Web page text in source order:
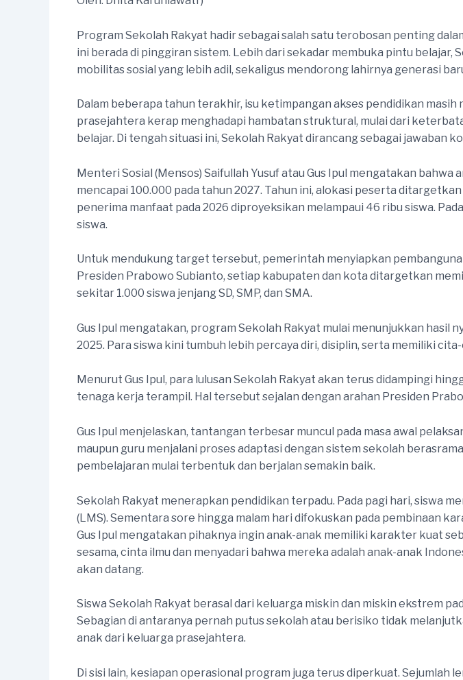
Program Sekolah Rakyat hadir sebagai salah satu terobosan penting
ini berada di pinggiran sistem. Lebih dari sekadar membuka pintu
mobilitas sosial yang lebih adil, sekaligus mendorong lahirnya generasi
Dalam beberapa tahun terakhir, isu ketimpangan akses pendidikan
prasejahtera kerap menghadapi hambatan struktural, mulai dari
belajar. Di tengah situasi ini, Sekolah Rakyat dirancang sebagai
Menteri Sosial (Mensos) Saifullah Yusuf atau Gus Ipul mengatakan
mencapai 100.000 pada tahun 2027. Tahun ini, alokasi peserta
penerima manfaat pada 2026 diproyeksikan melampaui 46 ribu siswa.
siswa.
Untuk mendukung target tersebut, pemerintah menyiapkan
Presiden Prabowo Subianto, setiap kabupaten dan kota ditargetkan
sekitar 1.000 siswa jenjang SD, SMP, dan SMA.
Gus Ipul mengatakan, program Sekolah Rakyat mulai menunjukkan hasil
2025. Para siswa kini tumbuh lebih percaya diri, disiplin, serta memiliki
Menurut Gus Ipul, para lulusan Sekolah Rakyat akan terus didampingi
tenaga kerja terampil. Hal tersebut sejalan dengan arahan Presiden
Gus Ipul menjelaskan, tantangan terbesar muncul pada masa awal
maupun guru menjalani proses adaptasi dengan sistem sekolah
pembelajaran mulai terbentuk dan berjalan semakin baik.
Sekolah Rakyat menerapkan pendidikan terpadu. Pada pagi hari, siswa
(LMS). Sementara sore hingga malam hari difokuskan pada pembinaan
Gus Ipul mengatakan pihaknya ingin anak-anak memiliki karakter kuat
sesama, cinta ilmu dan menyadari bahwa mereka adalah anak-anak
akan datang.
Siswa Sekolah Rakyat berasal dari keluarga miskin dan miskin ekstrem
Sebagian di antaranya pernah putus sekolah atau berisiko tidak
anak dari keluarga prasejahtera.
Di sisi lain, kesiapan operasional program juga terus diperkuat. Sejumlah